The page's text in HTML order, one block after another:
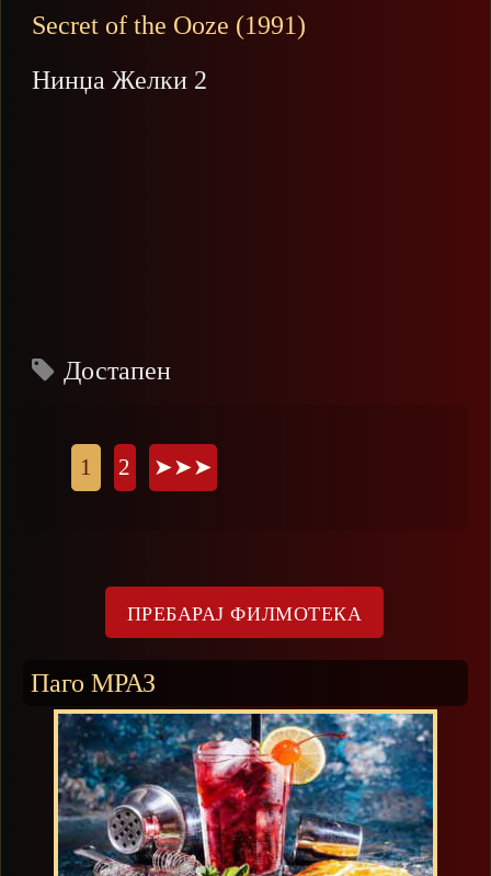
Secret of the Ooze (1991)
Нинџа Желки 2
Достапен
1 2 ➤➤➤
Паго МРАЗ